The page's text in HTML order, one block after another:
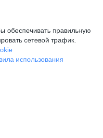
обеспечивать правильную
сетевой трафик.
использования